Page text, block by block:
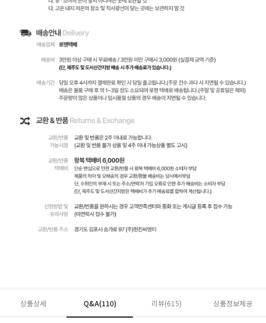
상품상세 Q&A(110) 리뷰(615) 상품정보제공